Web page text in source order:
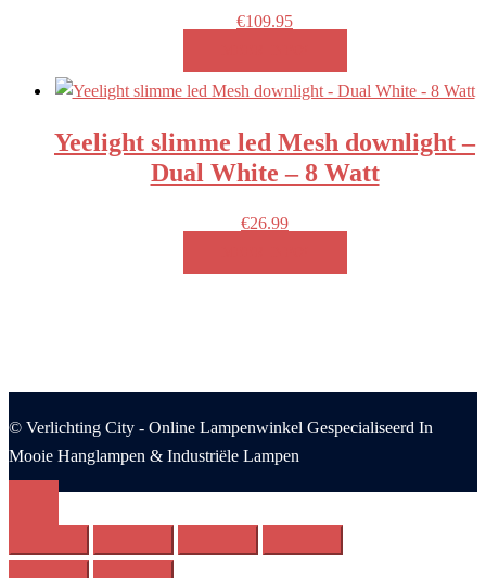
€109.95
Yeelight slimme led Mesh downlight –
Dual White – 8 Watt
€26.99
© Verlichting City - Online Lampenwinkel Gespecialiseerd In
Mooie Hanglampen & Industriële Lampen